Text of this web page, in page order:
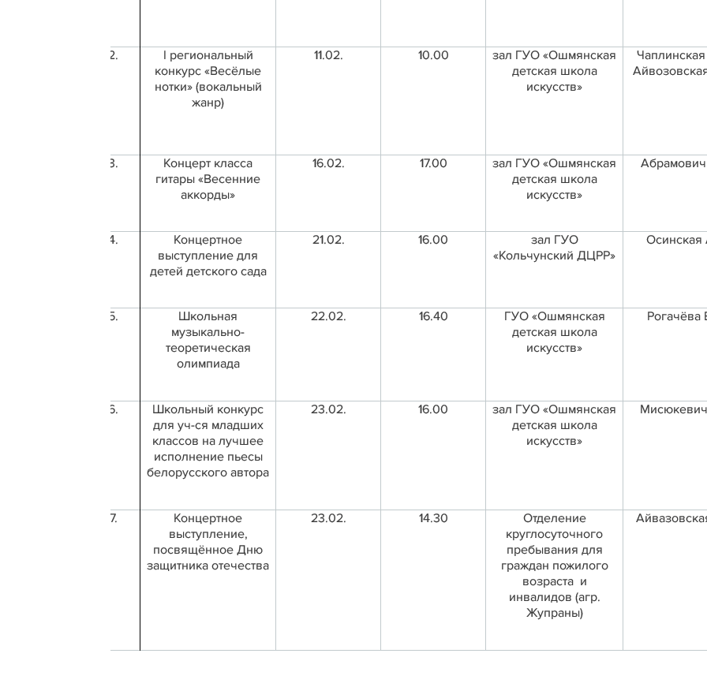
2.
I региональный
конкурс «Весёлые
нотки» (вокальный
жанр)
11.02. 10.00
зал ГУО «Ошмянская
детская школа
искусств»
3.
Концерт класса
гитары «Весенние
аккорды»
16.02. 17.00
зал ГУО «Ошмянская
детская школа
искусств»
4.
Концертное
выступление для
детей детского сада
21.02. 16.00
зал ГУО
«Кольчунский ДЦРР»
Осинская
5.
Школьная
музыкально-
теоретическая
олимпиада
22.02. 16.40
ГУО «Ошмянская
детская школа
искусств»
Рогачёва
6.
Школьный конкурс
для уч-ся младших
классов на лучшее
исполнение пьесы
белорусского автора
23.02. 16.00
зал ГУО «Ошмянская
детская школа
искусств»
7.
Концертное
выступление,
посвящённое Дню
защитника отечества
23.02. 14.30
Отделение
круглосуточного
пребывания для
граждан пожилого
возраста и
инвалидов (агр.
Жупраны)